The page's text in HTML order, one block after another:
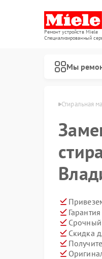
Ремонт устройств Miele
Специализированный
Мы
в Владивостоке Стиральная
Срочный
Скидка